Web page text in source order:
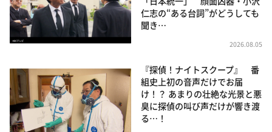
仁志の“ある台詞”がどうしても
聞き…
2026.08.05
『探偵！ナイトスクープ』 番
組史上初の音声だけでお届
け！？ あまりの壮絶な光景と悪
臭に探偵の叫び声だけが響き渡
る…！